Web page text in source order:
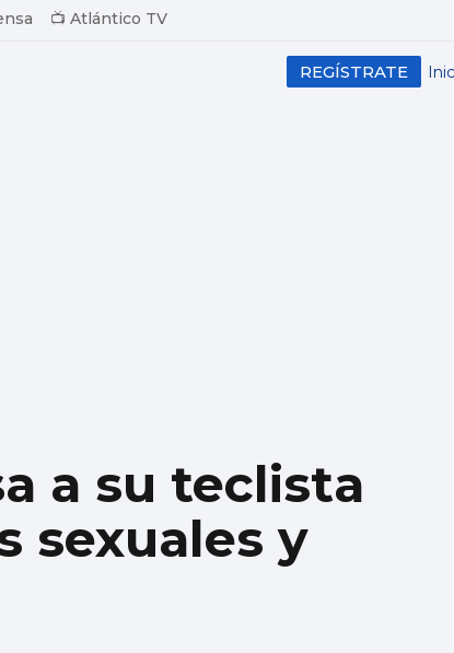
📺 Atlántico TV
REGÍSTRATE
a su teclista
sexuales y